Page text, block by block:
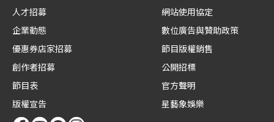
人才招募
企業動態
優惠券店家招募
創作者招募
節目表
版權宣告
網站使用協定
數位廣告與贊助政策
節目版權銷售
公開招標
官方聲明
星藝象娛樂